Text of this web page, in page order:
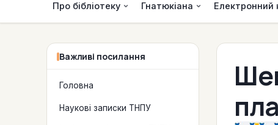
Про бібліотеку Гнатюкіана Електронний
Важливі посилання
Головна
Наукові записки ТНПУ